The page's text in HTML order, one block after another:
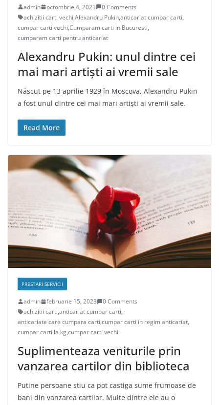
admin octombrie 4, 2023
0 Comments
achizitii carti vechi,Alexandru Pukin,anticariat cumpar carti,
cumpar carti vechi,Cumparam carti in Bucuresti,
cumparam carti pentru anticariat
Alexandru Pukin: unul dintre cei
mai mari artiști ai vremii sale
Născut pe 13 aprilie 1929 în Moscova, Alexandru Pukin
a fost unul dintre cei mai mari artiști ai vremii sale.
Read More
PRESTARI SERVICII
admin februarie 15, 2023
0 Comments
achizitii carti,anticariat cumpar carti,
anticariate care cumpara carti,cumpar carti in regim anticariat,
cumpar carti la kg,cumpar carti vechi
Suplimenteaza veniturile prin
vanzarea cartilor din biblioteca
Putine persoane stiu ca pot castiga sume frumoase de
bani din vanzarea cartilor. Multe dintre ele au o